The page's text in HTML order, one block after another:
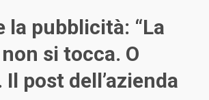
la pubblicità: “La
si tocca. O
Il post dell’azienda